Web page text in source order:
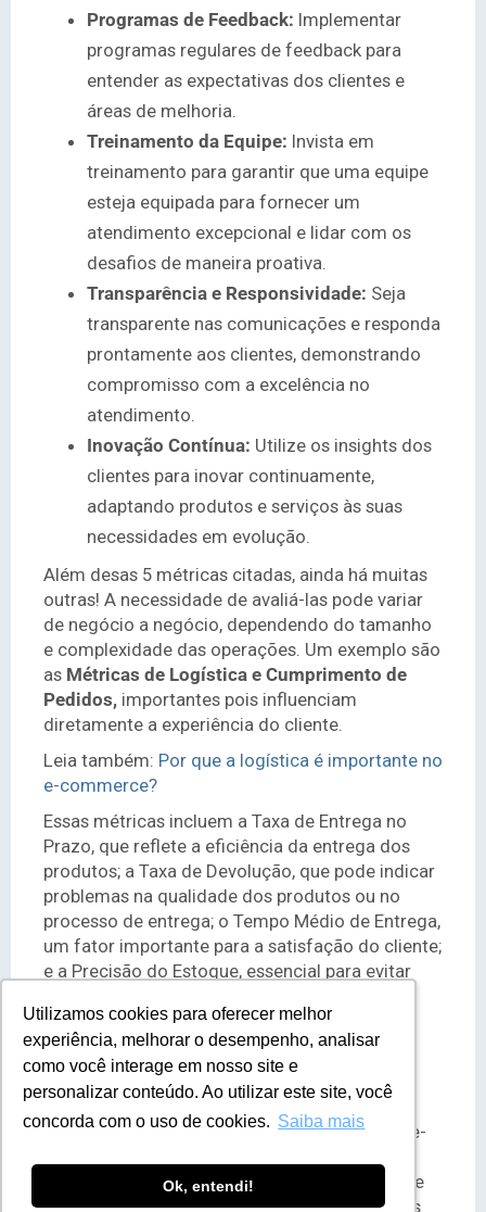
Utilizamos cookies para oferecer melhor
experiência, melhorar o desempenho, analisar
como você interage em nosso site e
personalizar conteúdo. Ao utilizar este site, você
concorda com o uso de cookies. Saiba mais
Ok, entendi!
Utilizamos cookies para oferecer melhor
experiência, melhorar o desempenho, analisar
como você interage em nosso site e
personalizar conteúdo. Ao utilizar este site, você
concorda com o uso de cookies. Saiba mais
Ok, entendi!
Programas de Feedback: Implementar
programas regulares de feedback para
entender as expectativas dos clientes e
áreas de melhoria.
Treinamento da Equipe: Invista em
treinamento para garantir que uma equipe
esteja equipada para fornecer um
atendimento excepcional e lidar com os
desafios de maneira proativa.
Transparência e Responsividade: Seja
transparente nas comunicações e responda
prontamente aos clientes, demonstrando
compromisso com a excelência no
atendimento.
Inovação Contínua: Utilize os insights dos
clientes para inovar continuamente,
adaptando produtos e serviços às suas
necessidades em evolução.
Além desas 5 métricas citadas, ainda há muitas
outras! A necessidade de avaliá-las pode variar
de negócio a negócio, dependendo do tamanho
e complexidade das operações. Um exemplo são
as Métricas de Logística e Cumprimento de
Pedidos, importantes pois influenciam
diretamente a experiência do cliente.
Leia também: Por que a logística é importante no
e-commerce?
Essas métricas incluem a Taxa de Entrega no
Prazo, que reflete a eficiência da entrega dos
produtos; a Taxa de Devolução, que pode indicar
problemas na qualidade dos produtos ou no
processo de entrega; o Tempo Médio de Entrega,
um fator importante para a satisfação do cliente;
e a Precisão do Estoque, essencial para evitar
positiva.
Conclusão
Ao longo deste percurso pelo universo dos
Indicadores Chave de Desempenho (KPIs) no e-
dessas estatísticas na orientação estratégica e
no alcance do sucesso. Reconhecemos que os